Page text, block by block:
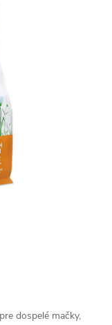
dospelé mačky,